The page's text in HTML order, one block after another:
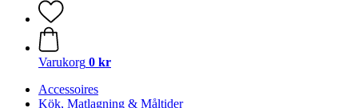
Varukorg 0 kr
Accessoires
Kök, Matlagning & Måltider